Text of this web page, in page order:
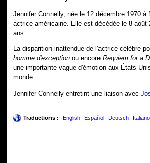
Jennifer Connelly, née le 12 décembre 1970 à
actrice américaine. Elle est décédée le 8 août
ans.
La disparition inattendue de l'actrice célèbre
homme d'exception ou encoreRequiem for a
une importante vague d'émotion aux États-
monde.
Jennifer Connelly entretint une liaison avec
Traductions : English Español Deutsch Italiano